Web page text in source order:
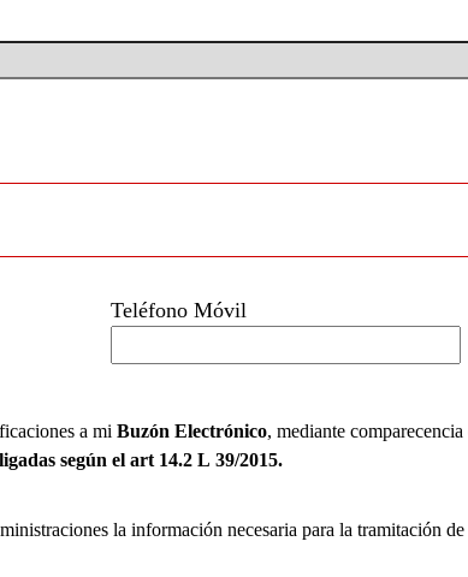
Teléfono Móvil
a miBuzón Electrónico, mediante
según el art 14.2 L 39/2015.
la información necesaria para la tramitación